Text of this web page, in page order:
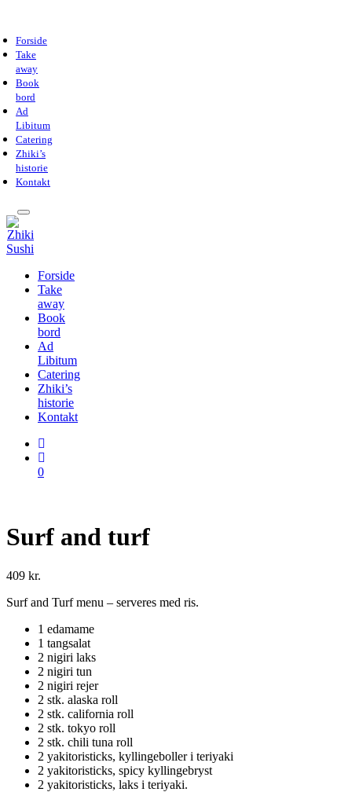
Forside
Take
away
Book
bord
Ad
Libitum
Catering
Zhiki’s
historie
Kontakt
Forside
Take
away
Book
bord
Ad
Libitum
Catering
Zhiki’s
historie
Kontakt
0
Surf and turf
409 kr.
Surf and Turf menu – serveres med ris.
1 edamame
1 tangsalat
2 nigiri laks
2 nigiri tun
2 nigiri rejer
2 stk. alaska roll
2 stk. california roll
2 stk. tokyo roll
2 stk. chili tuna roll
2 yakitoristicks, kyllingeboller i teriyaki
2 yakitoristicks, spicy kyllingebryst
2 yakitoristicks, laks i teriyaki.